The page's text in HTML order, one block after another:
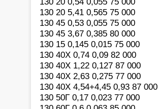
130 20 5,41 0,565 75 000
130 45 0,53 0,055 75 000
130 45 3,67 0,385 80 000
130 15 0,145 0,015 75 000
130 40Х 0,74 0,09 82 000
130 40Х 1,22 0,127 87 000
130 40Х 2,63 0,275 77 000
130 40Х 4,54+4,45 0,93 87 000
130 50Г 0,17 0,023 77 000